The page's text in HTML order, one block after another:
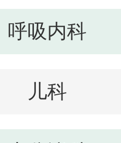
呼吸内科
儿科